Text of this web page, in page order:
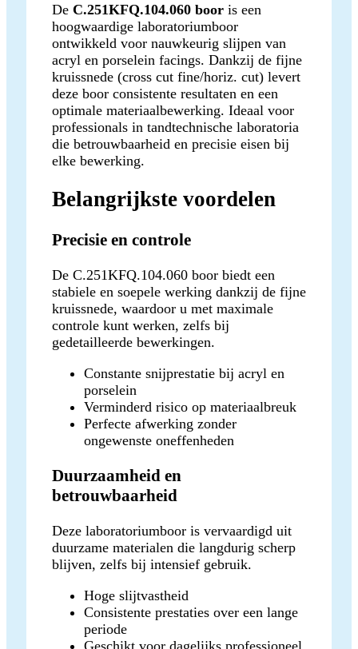
De C.251KFQ.104.060 boor is een
hoogwaardige laboratoriumboor
ontwikkeld voor nauwkeurig slijpen van
acryl en porselein facings. Dankzij de fijne
kruissnede (cross cut fine/horiz. cut) levert
deze boor consistente resultaten en een
optimale materiaalbewerking. Ideaal voor
professionals in tandtechnische laboratoria
die betrouwbaarheid en precisie eisen bij
elke bewerking.
Belangrijkste voordelen
Precisie en controle
De C.251KFQ.104.060 boor biedt een
stabiele en soepele werking dankzij de fijne
kruissnede, waardoor u met maximale
controle kunt werken, zelfs bij
gedetailleerde bewerkingen.
Constante snijprestatie bij acryl en
porselein
Verminderd risico op materiaalbreuk
Perfecte afwerking zonder
ongewenste oneffenheden
Duurzaamheid en
betrouwbaarheid
Deze laboratoriumboor is vervaardigd uit
duurzame materialen die langdurig scherp
blijven, zelfs bij intensief gebruik.
Hoge slijtvastheid
Consistente prestaties over een lange
periode
Geschikt voor dagelijks professioneel